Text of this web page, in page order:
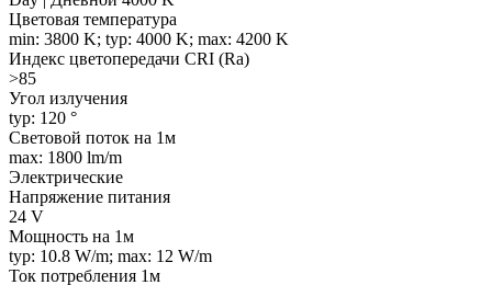
Цветовая температура
min: 3800 K; typ: 4000 K; max: 4200 K
Индекс цветопередачи CRI (Ra)
>85
Угол излучения
typ: 120 °
Световой поток на 1м
max: 1800 lm/m
Электрические
Напряжение питания
24 V
Мощность на 1м
typ: 10.8 W/m; max: 12 W/m
Ток потребления 1м